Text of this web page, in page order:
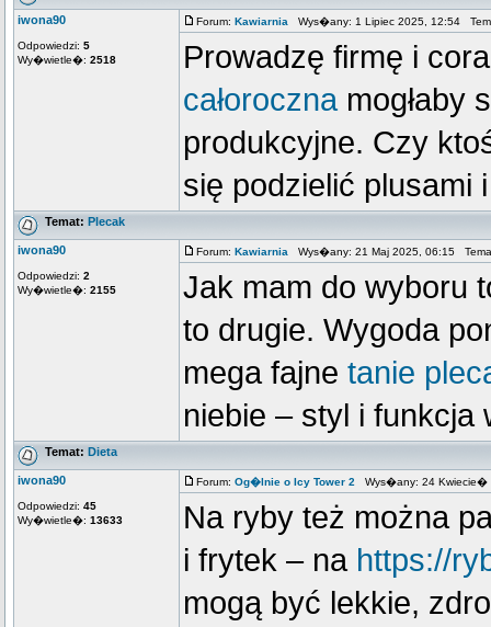
iwona90
Odpowiedzi: 5
Wy�wietle�: 2518
Forum: Kawiarnia Wys�any: 1 Lipiec 2025, 12:54
Prowadzę firmę i
całorocznamogłaby
produkcyjne. Czy
się podzielić plusami
Temat: Plecak
iwona90
Odpowiedzi: 2
Wy�wietle�: 2155
Forum: Kawiarnia Wys�any: 21 Maj 2025, 06:15
Jak mam do wyboru
to drugie. Wygoda
mega fajne tanie
niebie – styl i funkcja
Temat: Dieta
iwona90
Odpowiedzi: 45
Wy�wietle�: 13633
Forum: Og�lnie o Icy Tower 2 Wys�any: 24
Na ryby też można
i frytek – na https://
mogą być lekkie,